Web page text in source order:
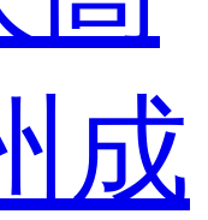
成